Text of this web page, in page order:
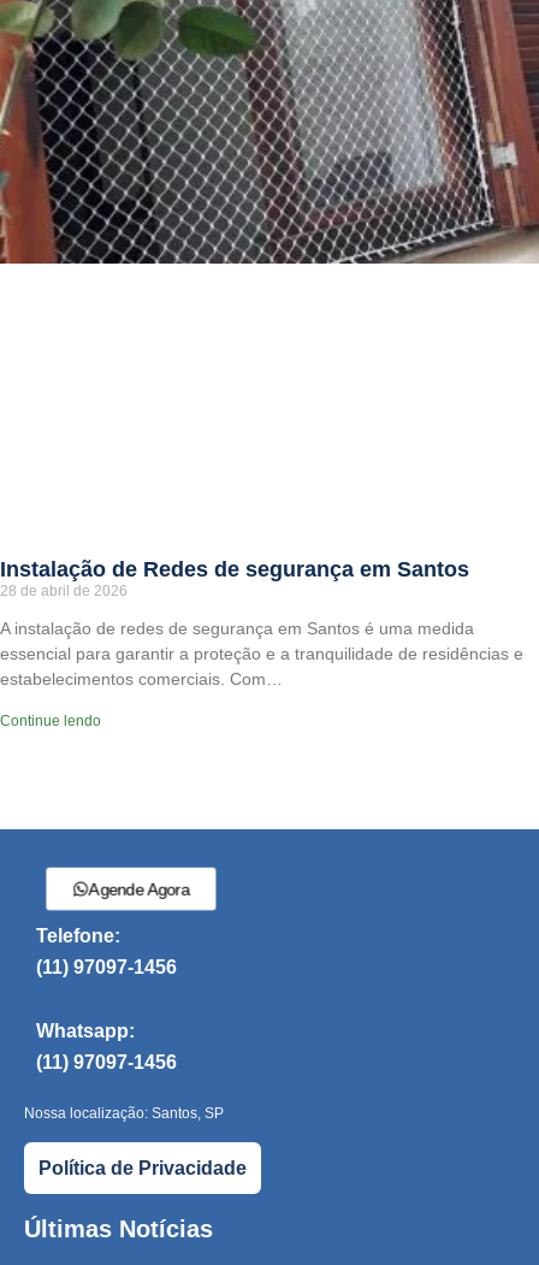
Instalação de Redes de segurança em Santos
28 de abril de 2026
A instalação de redes de segurança em Santos é uma medida
essencial para garantir a proteção e a tranquilidade de residências e
estabelecimentos comerciais. Com…
Continue lendo
Agende Agora
Telefone:
(11) 97097-1456
Whatsapp:
(11) 97097-1456
Nossa localização: Santos, SP
Política de Privacidade
Últimas Notícias